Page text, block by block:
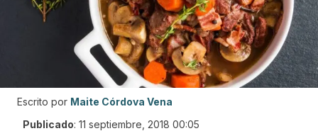
Escrito por Maite Córdova Vena
Publicado: 11 septiembre, 2018 00:05